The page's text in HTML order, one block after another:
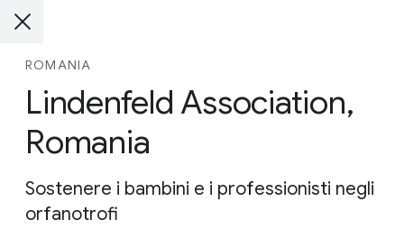
ROMANIA
Lindenfeld Association,
Romania
Sostenere i bambini e i professionisti negli
orfanotrofi